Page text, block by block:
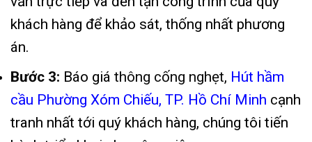
khách hàng để khảo sát, thống nhất phương
án.
Bước 3: Báo giá thông cống nghẹt, Hút hầm
cầu Phường Xóm Chiếu, TP. Hồ Chí Minh cạnh
tranh nhất tới quý khách hàng, chúng tôi tiến